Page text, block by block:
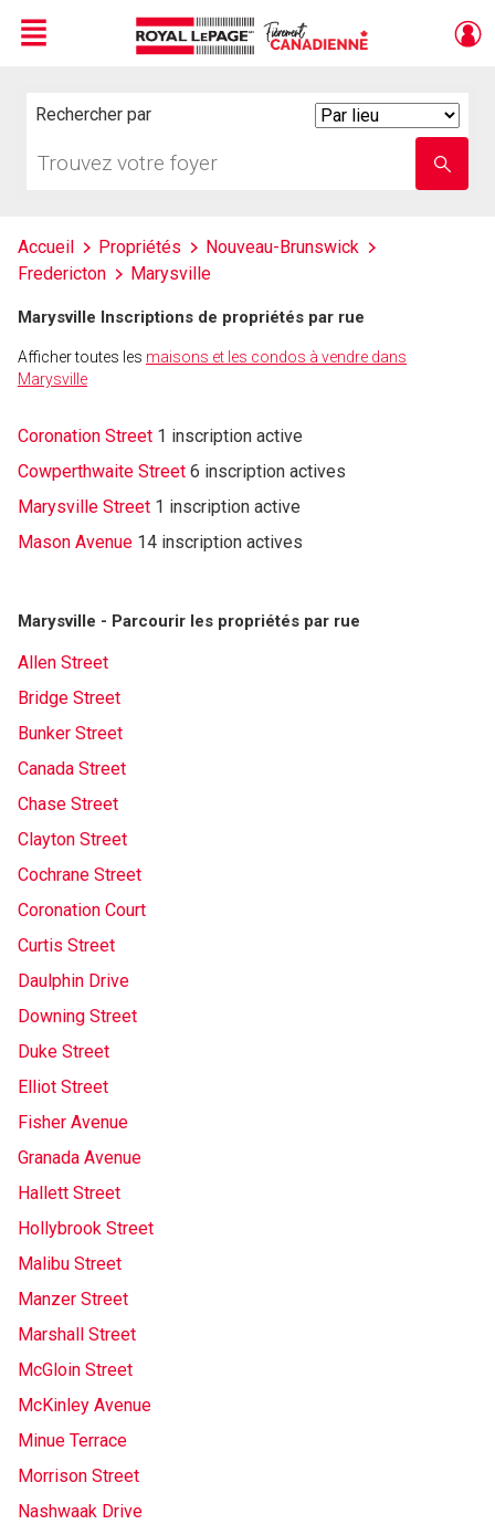
Menu
Rechercher par
votre
nom
Accueil Propriétés
Nouveau-Brunswick
Fredericton
Marysville
Marysville Inscriptions de propriétés par rue
Afficher toutes les maisons et les condos à vendre dans
Marysville
Coronation Street 1 inscription active
Cowperthwaite Street 6 inscription actives
Marysville Street 1 inscription active
Mason Avenue 14 inscription actives
Marysville - Parcourir les propriétés par rue
Allen Street
Bridge Street
Bunker Street
Canada Street
Chase Street
Clayton Street
Cochrane Street
Coronation Court
Curtis Street
Daulphin Drive
Downing Street
Duke Street
Elliot Street
Fisher Avenue
Granada Avenue
Hallett Street
Hollybrook Street
Malibu Street
Manzer Street
Marshall Street
McGloin Street
McKinley Avenue
Minue Terrace
Morrison Street
Nashwaak Drive